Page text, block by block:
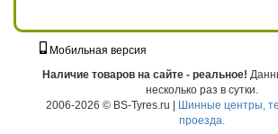
Мобильная версия
Наличие товаров на сайте - реальное!
несколько раз в сутки.
2006-2026 © BS-Tyres.ru | Шинные центры,
проезда.